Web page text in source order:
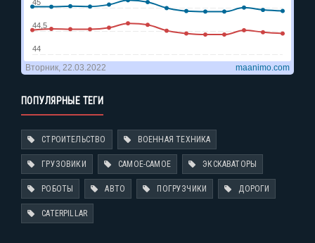
ПОПУЛЯРНЫЕ ТЕГИ
СТРОИТЕЛЬСТВО ВОЕННАЯ ТЕХНИКА
ГРУЗОВИКИ САМОЕ-САМОЕ ЭКСКАВАТОРЫ
РОБОТЫ АВТО ПОГРУЗЧИКИ ДОРОГИ
CATERPILLAR